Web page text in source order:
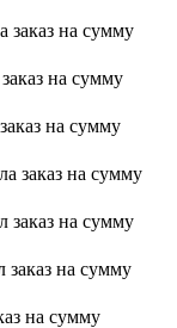
заказ на сумму
на сумму
на сумму
заказ на сумму
на сумму
на сумму
на сумму